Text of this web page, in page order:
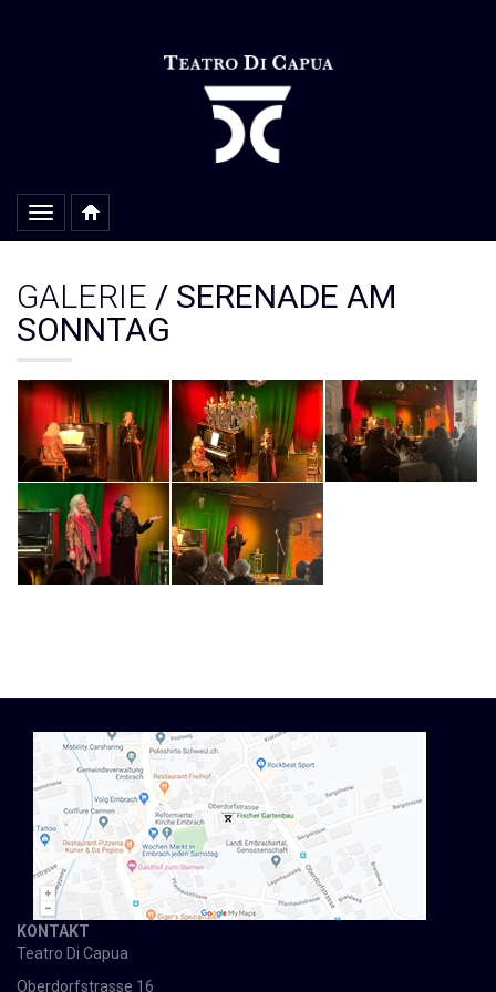
Alterar
navegação
GALERIE / SERENADE AM
SONNTAG
KONTAKT
Teatro Di Capua
Oberdorfstrasse 16